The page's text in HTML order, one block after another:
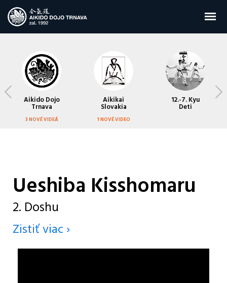
Aikido Dojo
Trnava
3 NOVÉ VIDEÁ
Aikikai
Slovakia
1 NOVÉ VIDEO
12.-7. Kyu
Deti
Ueshiba Kisshomaru
2. Doshu
Zistiť viac ›